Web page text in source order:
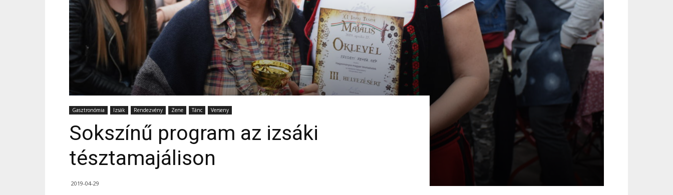
Gasztronómia Izsák Rendezvény Zene Tánc Verseny
Sokszínű program az izsáki
tésztamajálison
2019-04-29